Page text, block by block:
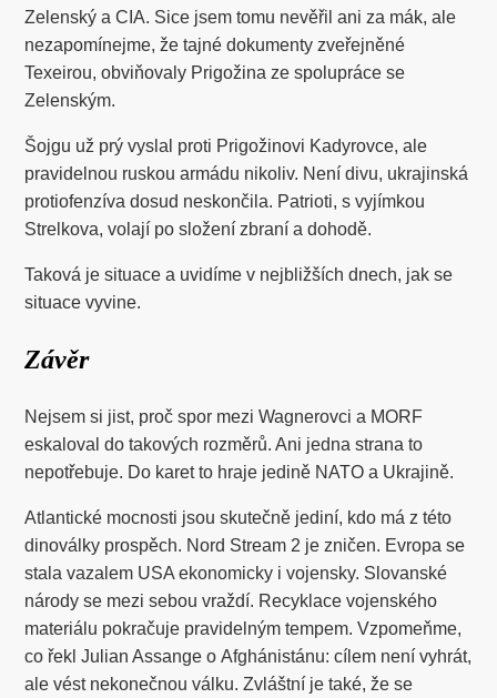
Zelenský a CIA. Sice jsem tomu nevěřil ani za mák, ale
nezapomínejme, že tajné dokumenty zveřejněné
Texeirou, obviňovaly Prigožina ze spolupráce se
Zelenským.
Šojgu už prý vyslal proti Prigožinovi Kadyrovce, ale
pravidelnou ruskou armádu nikoliv. Není divu, ukrajinská
protiofenzíva dosud neskončila. Patrioti, s vyjímkou
Strelkova, volají po složení zbraní a dohodě.
Taková je situace a uvidíme v nejbližších dnech, jak se
situace vyvine.
Závěr
Nejsem si jist, proč spor mezi Wagnerovci a MORF
eskaloval do takových rozměrů. Ani jedna strana to
nepotřebuje. Do karet to hraje jedině NATO a Ukrajině.
Atlantické mocnosti jsou skutečně jediní, kdo má z této
dinoválky prospěch. Nord Stream 2 je zničen. Evropa se
stala vazalem USA ekonomicky i vojensky. Slovanské
národy se mezi sebou vraždí. Recyklace vojenského
materiálu pokračuje pravidelným tempem. Vzpomeňme,
co řekl Julian Assange o Afghánistánu: cílem není vyhrát,
ale vést nekonečnou válku. Zvláštní je také, že se